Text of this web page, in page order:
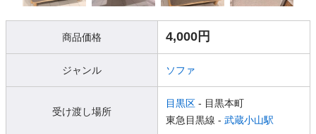
商品価格 4,000円
ジャンル ソファ
受け渡し場所
目黒区 - 目黒本町
東急目黒線 - 武蔵小山駅